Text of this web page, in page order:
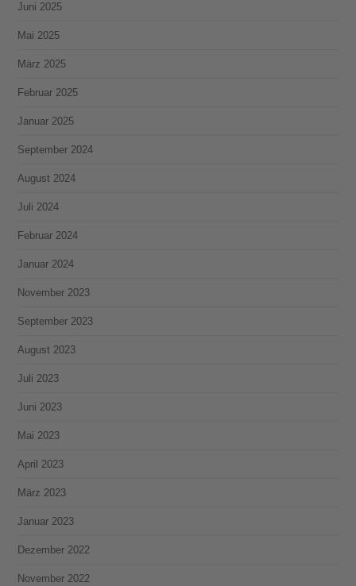
Juni 2025
Mai 2025
März 2025
Februar 2025
Januar 2025
September 2024
August 2024
Juli 2024
Februar 2024
Januar 2024
November 2023
September 2023
August 2023
Juli 2023
Juni 2023
Mai 2023
April 2023
März 2023
Januar 2023
Dezember 2022
November 2022